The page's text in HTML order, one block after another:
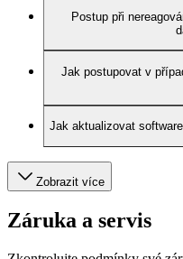
Postup při
Jak postupovat v
Jak aktualizovat
Zobrazit více
Záruka a servis